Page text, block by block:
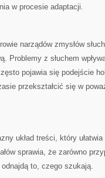
w procesie adaptacji.
narządów zmysłów
Problemy z słuchem
pojawia się podejście
przekształcić się w
układ treści, który
sprawia, że zarówno
to, czego szukają.